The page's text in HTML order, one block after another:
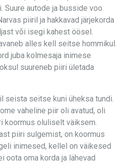
Suure autode ja busside voo
piiril ja hakkavad järjekorda
või isegi kahest öösel.
alles kell seitse hommikul.
juba kolmesaja inimese
suureneb piiri ületada
seista seitse kuni üheksa tundi.
vaheline piir oli avatud, oli
koormus oluliselt väiksem.
piiri sulgemist, on koormus
inimesed, kellel on väikesed
oota oma korda ja lähevad